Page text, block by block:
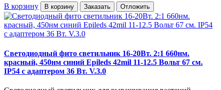
В корзину В корзину Заказать Отложить
Светодиодный фито светильник 16-20Вт. 2:1 660нм.
красный, 450нм синий Epileds 42mil 11-12.5 Вольт 67 см.
IP54 с адаптером 36 Вт. V.3.0